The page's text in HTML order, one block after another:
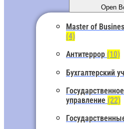
Open
Master of
(4)
Антитеррор (10)
Бухгалтерский
управление (22)